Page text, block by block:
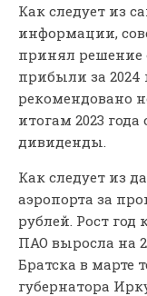
Как следует из
информации,
принял решение
прибыли за 2024
рекомендовано
итогам 2023
дивиденды.
Как следует из
аэропорта за
рублей. Рост год
ПАО выросла на
Братска в марте
губернатора